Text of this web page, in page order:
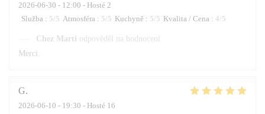
2026-06-30 - 12:00 - Hosté 2
Služba : 5/5 Atmosféra : 5/5 Kuchyně : 5/5 Kvalita / Cena : 4/5
Chez Marti odpověděl na hodnocení
Merci.
G
2026-06-10 - 19:30 - Hosté 16